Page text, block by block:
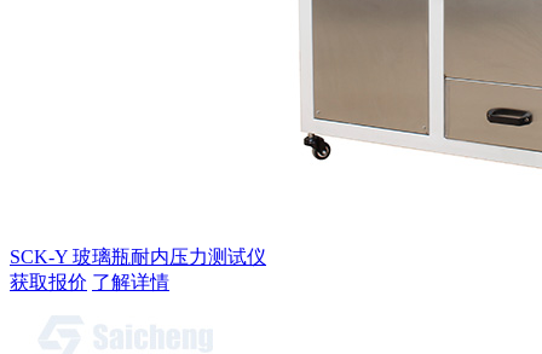
SCK-Y 玻璃瓶耐内压力测试仪
获取报价 了解详情